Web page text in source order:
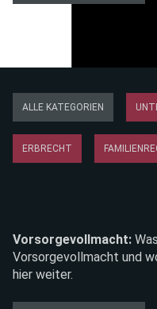
ALLE KATEGORIEN
ERBRECHT
Vorsorgevollmacht
Vorsorgevollmacht und
hier weiter.